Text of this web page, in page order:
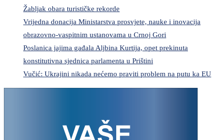
Žabljak obara turističke rekorde
Vrijedna donacija Ministarstva prosvjete, nauke i inovacija
obrazovno-vaspitnim ustanovama u Crnoj Gori
Poslanica jajima gađala Aljbina Kurtija, opet prekinuta
konstitutivna sjednica parlamenta u Prištini
Vučić: Ukrajini nikada nećemo praviti problem na putu ka EU